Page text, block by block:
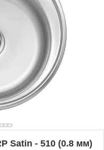
Satin - 510 (0.8 мм)